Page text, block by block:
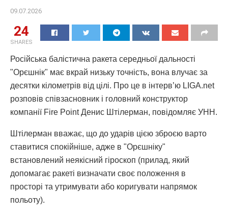
09.07.2026
24
SHARES
Російська балістична ракета середньої дальності
"Орєшнік" має вкрай низьку точність, вона влучає за
десятки кілометрів від цілі. Про це в інтерв’ю LIGA.net
розповів співзасновник і головний конструктор
компанії Fire Point Денис Штілерман, повідомляє УНН.
Штілерман вважає, що до ударів цією зброєю варто
ставитися спокійніше, адже в "Орєшніку"
встановлений неякісний гіроскоп (прилад, який
допомагає ракеті визначати своє положення в
просторі та утримувати або коригувати напрямок
польоту).